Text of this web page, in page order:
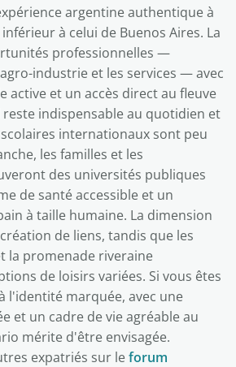
argentine authentique à
à celui de Buenos Aires. La
professionnelles —
industrie et les services — avec
active et un accès direct au fleuve
reste indispensable au quotidien et
internationaux sont peu
les familles et les
des universités publiques
de santé accessible et un
à taille humaine. La dimension
de liens, tandis que les
la promenade riveraine
de loisirs variées. Si vous êtes
l'identité marquée, avec une
et un cadre de vie agréable au
mérite d'être envisagée.
expatriés sur leforum